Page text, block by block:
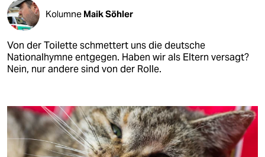
Kolumne Maik Söhler
Von der Toilette schmettert uns die deutsche
Nationalhymne entgegen. Haben wir als Eltern versagt?
Nein, nur andere sind von der Rolle.